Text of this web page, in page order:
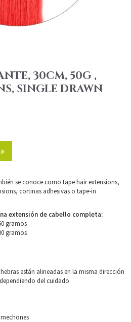
30CM, 50G ,
SINGLE DRAWN
se conoce como tape hair extensions,
cortinas adhesivas o tape-in
extensión de cabello completa:
gramos
gramos
están alineadas en la misma dirección
del cuidado